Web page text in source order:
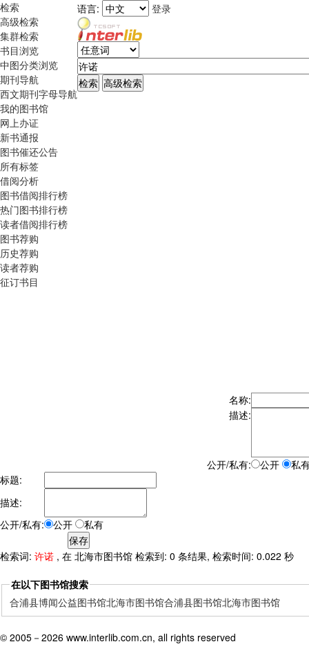
检索
高级检索
集群检索
书目浏览
中图分类浏览
期刊导航
西文期刊字母导航
我的图书馆
网上办证
新书通报
图书催还公告
所有标签
借阅分析
图书借阅排行榜
热门图书排行榜
读者借阅排行榜
图书荐购
历史荐购
读者荐购
征订书目
语言: 登录
名称:
描述:
公开/私有: 公开
私
标题:
描述:
公开/私有:
公开 私有
检索词: 许诺 , 在 北海市图书馆 检索到: 0 条结果, 检索时间: 0.022 秒
在以下图书馆搜索
合浦县博闻公益图书馆北海市图书馆合浦县图书馆北海市图书馆
© 2005－ 2026 www.interlib.com.cn, all rights reserved